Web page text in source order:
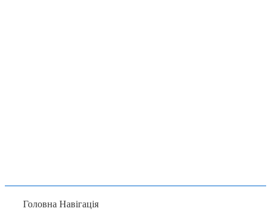
Головна Навігація